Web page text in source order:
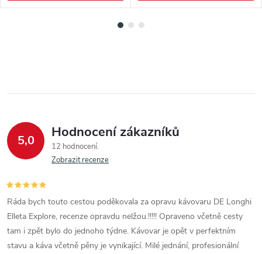
5,0 Hodnocení zákazníků
12 hodnocení
Zobrazit recenze
Ráda bych touto cestou poděkovala za opravu kávovaru DE Longhi
Elleta Explore, recenze opravdu nelžou.!!!!! Opraveno včetně cesty
tam i zpět bylo do jednoho týdne. Kávovar je opět v perfektním
stavu a káva včetně pěny je vynikající. Milé jednání, profesionální